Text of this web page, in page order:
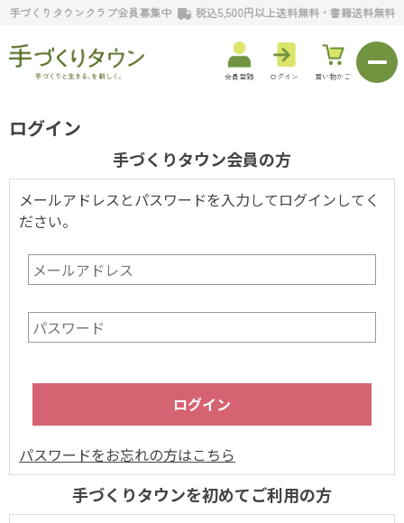
手づくりタウンクラブ会員募集中 税込5,500円以上送料無料・書籍送料無料
会員登録 ログイン 買い物かご
ログイン
手づくりタウン会員の方
メールアドレスとパスワードを入力してログインしてく
ださい。
パスワードをお忘れの方はこちら
手づくりタウンを初めてご利用の方